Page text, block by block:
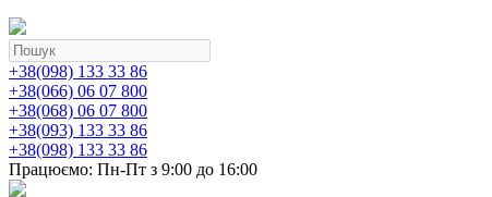
+38(098) 133 33 86
+38(066) 06 07 800
+38(068) 06 07 800
+38(093) 133 33 86
+38(098) 133 33 86
Працюємо: Пн-Пт з 9:00 до 16:00